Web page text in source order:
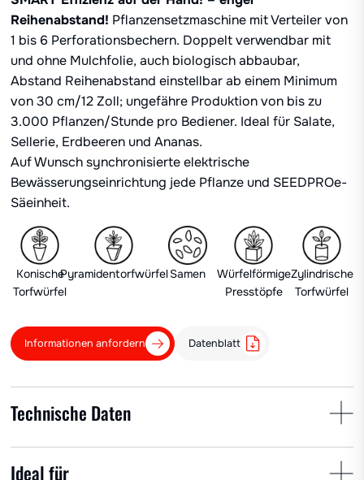
Reihenabstand! Pflanzensetzmaschine mit Verteiler von
1 bis 6 Perforationsbechern. Doppelt verwendbar mit
und ohne Mulchfolie, auch biologisch abbaubar,
Abstand Reihenabstand einstellbar ab einem Minimum
von 30 cm/12 Zoll; ungefähre Produktion von bis zu
3.000 Pflanzen/Stunde pro Bediener. Ideal für Salate,
Sellerie, Erdbeeren und Ananas.
Auf Wunsch synchronisierte elektrische
Bewässerungseinrichtung jede Pflanze und SEEDPROe-
Säeinheit.
Konische
Torfwürfel
PyramidentorfwürfelSamen
Würfelförmige
Presstöpfe
Zylindrische
Torfwürfel
Informationen anfordern Datenblatt
Technische Daten
min 30 cm
Ideal für